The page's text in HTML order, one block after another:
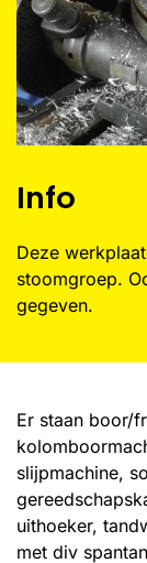
Info
Deze
stoomgroep.
gegeven.
Er staan boor/
slijpmachine,
uithoeker,
met div